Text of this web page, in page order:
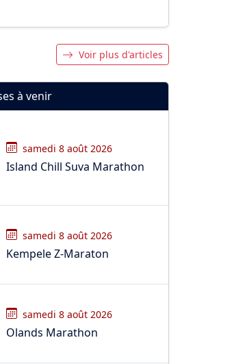
Voir plus d'articles
à venir
samedi 8 août 2026
Island Chill Suva Marathon
samedi 8 août 2026
Kempele Z-Maraton
samedi 8 août 2026
Olands Marathon